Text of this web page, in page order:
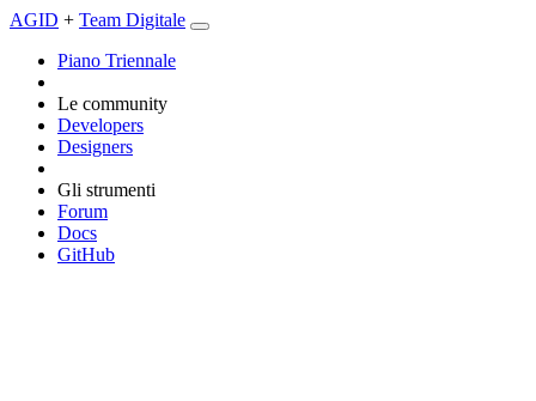
AGID + Team Digitale
Piano Triennale
Le community
Developers
Designers
Gli strumenti
Forum
Docs
GitHub